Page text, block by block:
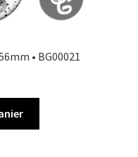
• BG00021